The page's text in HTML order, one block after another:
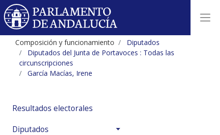
Composición y funcionamiento
Diputados
Diputados del Junta de Portavoces : Todas las
circunscripciones
García Macías, Irene
Resultados electorales
Diputados